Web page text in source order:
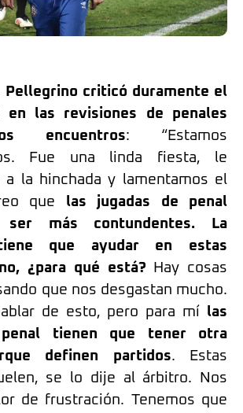
Pellegrino criticó duramente el
en las revisiones de penales
encuentros: “Estamos
Fue una linda fiesta, le
a la hinchada y lamentamos el
que las jugadas de penal
más contundentes. La
que ayudar en estas
¿para qué está?
Hay cosas
que nos desgastan mucho.
de esto, pero para mí las
tienen que tener otra
definen partidos. Estas
se lo dije al árbitro. Nos
de frustración. Tenemos que